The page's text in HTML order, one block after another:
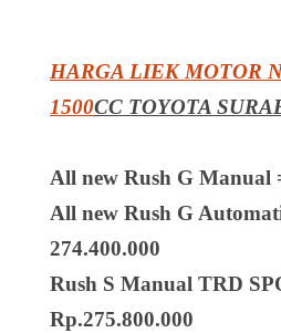
HARGA LIEK MOTOR
1500CC TOYOTA
All new Rush G Manual
All new Rush G
274.400.000
Rush S Manual TRD
Rp.275.800.000